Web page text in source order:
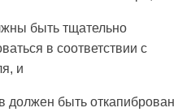
быть тщательно
в соответствии с
и
должен быть откапиброван